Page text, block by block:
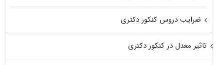
ضرایب دروس کنکور دکتری
تاثیر معدل در کنکور دکتری